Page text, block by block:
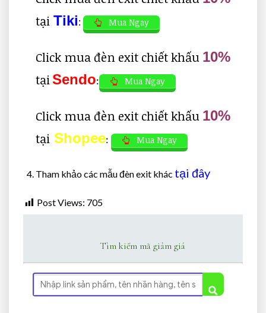
tại Tiki: Mua Ngay
Click mua đèn exit chiết khấu 10%
tạiSendo: Mua Ngay
Click mua đèn exit chiết khấu 10%
tại Shopee: Mua Ngay
Tham khảo các mẫu đèn exit khác tại đây
Post Views: 705
Tìm kiếm mã giảm giá